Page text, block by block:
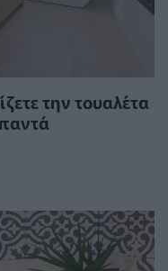
την τουαλέτα